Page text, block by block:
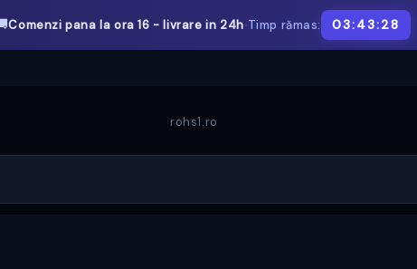
Comenzi pana la ora 16 - livrare in 24h·Timp rămas: 03:43:28
rohs1.ro